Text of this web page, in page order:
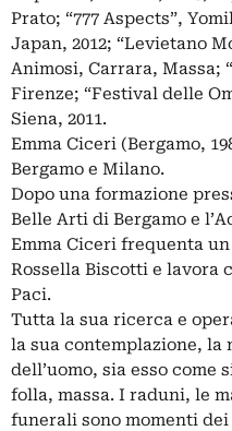
Prato; “777 Aspects”,
Japan, 2012; “Levietano
Animosi, Carrara, Massa;
Firenze; “Festival delle
Siena, 2011.
Emma Ciceri (Bergamo,
Bergamo e Milano.
Dopo una formazione
Belle Arti di Bergamo e
Emma Ciceri frequenta
Rossella Biscotti e lavora
Paci.
Tutta la sua ricerca e
la sua contemplazione, la
dell’uomo, sia esso come
folla, massa. I raduni, le
funerali sono momenti